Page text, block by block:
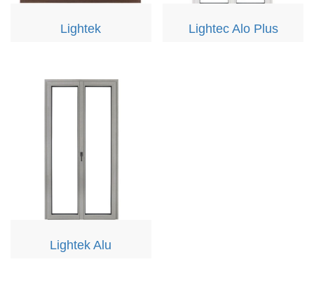
Lightek Lightec Alo Plus
Lightek Alu